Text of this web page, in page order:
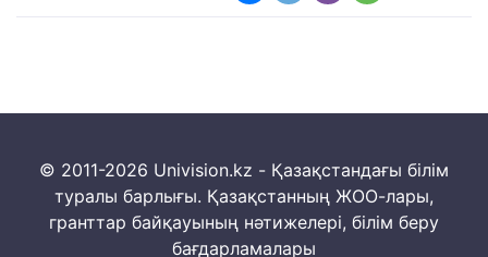
© 2011-2026 Univision.kz - Қазақстандағы білім
туралы барлығы. Қазақстанның ЖОО-лары,
гранттар байқауының нәтижелері, білім беру
бағдарламалары